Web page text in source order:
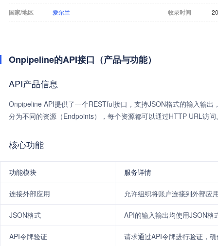
国家/地区 爱尔兰 收录时间
Onpipeline的API接口（产品与功能）
API产品信息
Onpipeline API提供了一个RESTful接口，支持JSON格式的输入输
分为不同的资源（Endpoints），每个资源都可以通过HTTP URL访问
核心功能
功能模块 服务详情
连接外部应用 允许组织将账户连接到外部应
JSON格式 API的输入输出均使用JSON格
API令牌验证 请求通过API令牌进行验证，